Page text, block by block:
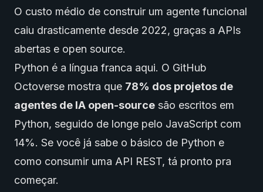
O custo médio de construir um agente funcional
caiu drasticamente desde 2022, graças a APIs
abertas e open source.
Python é a língua franca aqui. O GitHub
Octoverse mostra que 78% dos projetos de
agentes de IA open-source são escritos em
Python, seguido de longe pelo JavaScript com
14%. Se você já sabe o básico de Python e
como consumir uma API REST, tá pronto pra
começar.